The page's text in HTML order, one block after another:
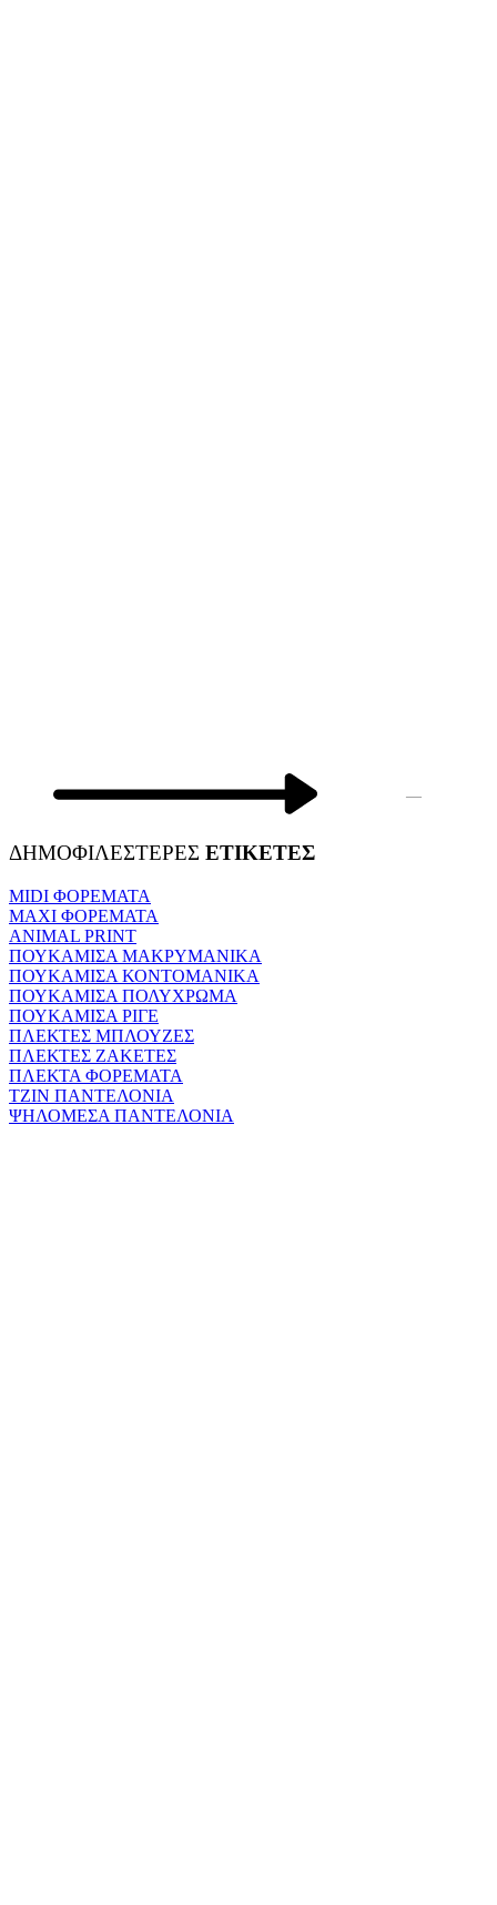
—
ΔΗΜΟΦΙΛΕΣΤΕΡΕΣ ΕΤΙΚΕΤΕΣ
MIDI ΦΟΡΕΜΑΤΑ
MAXI ΦΟΡΕΜΑΤΑ
ANIMAL PRINT
ΠΟΥΚΑΜΙΣΑ ΜΑΚΡΥΜΑΝΙΚΑ
ΠΟΥΚΑΜΙΣΑ ΚΟΝΤΟΜΑΝΙΚΑ
ΠΟΥΚΑΜΙΣΑ ΠΟΛΥΧΡΩΜΑ
ΠΟΥΚΑΜΙΣΑ ΡΙΓΕ
ΠΛΕΚΤΕΣ ΜΠΛΟΥΖΕΣ
ΠΛΕΚΤΕΣ ΖΑΚΕΤΕΣ
ΠΛΕΚΤΑ ΦΟΡΕΜΑΤΑ
ΤΖΙΝ ΠΑΝΤΕΛΟΝΙΑ
ΨΗΛΟΜΕΣΑ ΠΑΝΤΕΛΟΝΙΑ